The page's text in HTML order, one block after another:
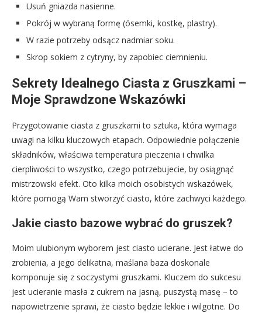
Usuń gniazda nasienne.
Pokrój w wybraną formę (ósemki, kostkę, plastry).
W razie potrzeby odsącz nadmiar soku.
Skrop sokiem z cytryny, by zapobiec ciemnieniu.
Sekrety Idealnego Ciasta z Gruszkami –
Moje Sprawdzone Wskazówki
Przygotowanie ciasta z gruszkami to sztuka, która wymaga
uwagi na kilku kluczowych etapach. Odpowiednie połączenie
składników, właściwa temperatura pieczenia i chwilka
cierpliwości to wszystko, czego potrzebujecie, by osiągnąć
mistrzowski efekt. Oto kilka moich osobistych wskazówek,
które pomogą Wam stworzyć ciasto, które zachwyci każdego.
Jakie ciasto bazowe wybrać do gruszek?
Moim ulubionym wyborem jest ciasto ucierane. Jest łatwe do
zrobienia, a jego delikatna, maślana baza doskonale
komponuje się z soczystymi gruszkami. Kluczem do sukcesu
jest ucieranie masła z cukrem na jasną, puszystą masę – to
napowietrzenie sprawi, że ciasto będzie lekkie i wilgotne. Do